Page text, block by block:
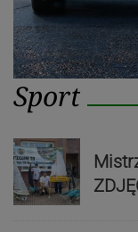
Sport